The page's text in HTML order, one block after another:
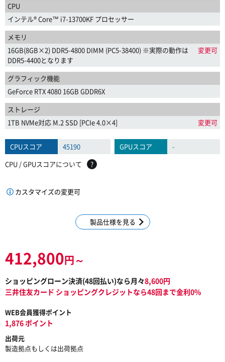
CPU
インテル® Core™ i7-13700KF プロセッサー
メモリ
16GB(8GB×2) DDR5-4800 DIMM (PC5-38400) ※実際の動作は
DDR5-4400となります
変更可
グラフィック機能
GeForce RTX 4080 16GB GDDR6X
ストレージ
1TB NVMe対応 M.2 SSD [PCIe 4.0×4]
変更可
CPUスコア 45190 GPUスコア
-
CPU / GPUスコアについて
?
カスタマイズの変更可
製品仕様を見る
412,800円～
ショッピングローン決済(48回払い)なら月々8,600円
三井住友カード ショッピングクレジットなら48回まで金利0%
WEB会員獲得ポイント
1,876 ポイント
出荷元
製造拠点もしくは出荷拠点